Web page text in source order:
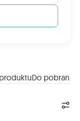
Do pobrania